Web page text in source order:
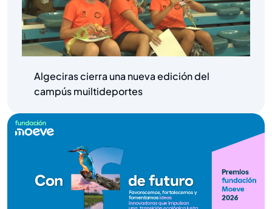
Algeciras cierra una nueva edición del
campús muiltideportes